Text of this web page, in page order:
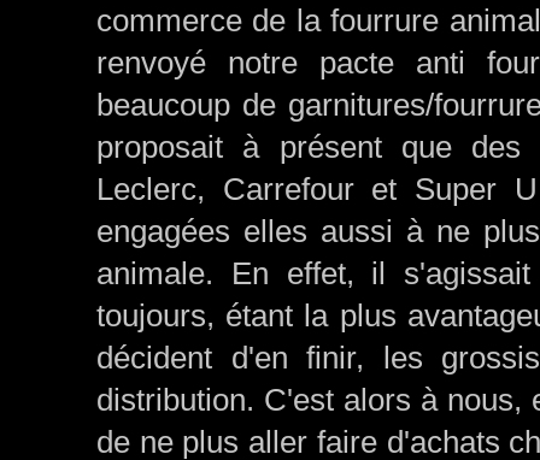
commerce de la fourrure
renvoyé notre pacte anti
beaucoup de garnitures/
proposait à présent que des
Leclerc, Carrefour et Super
engagées elles aussi à ne
animale. En effet, il
toujours, étant la plus
décident d'en finir, les
distribution. C'est alors à nous,
de ne plus aller faire d'achats